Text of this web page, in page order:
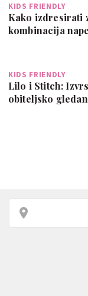
KIDS FRIENDLY
Kako izdresirati
kombinacija
KIDS FRIENDLY
Lilo i Stitch:
obiteljsko